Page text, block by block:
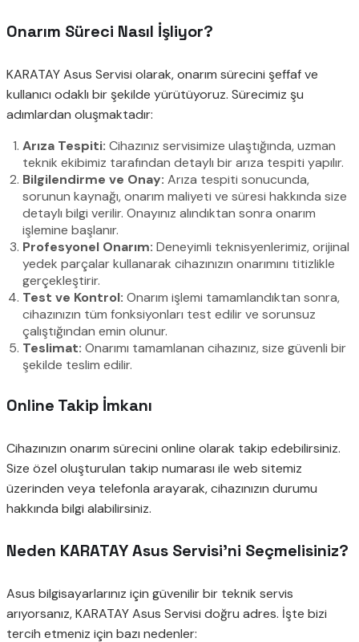
Onarım Süreci Nasıl İşliyor?
KARATAY Asus Servisi olarak, onarım sürecini şeffaf ve
kullanıcı odaklı bir şekilde yürütüyoruz. Sürecimiz şu
adımlardan oluşmaktadır:
Arıza Tespiti: Cihazınız servisimize ulaştığında, uzman
teknik ekibimiz tarafından detaylı bir arıza tespiti yapılır.
Bilgilendirme ve Onay: Arıza tespiti sonucunda,
sorunun kaynağı, onarım maliyeti ve süresi hakkında size
detaylı bilgi verilir. Onayınız alındıktan sonra onarım
işlemine başlanır.
Profesyonel Onarım: Deneyimli teknisyenlerimiz, orijinal
yedek parçalar kullanarak cihazınızın onarımını titizlikle
gerçekleştirir.
Test ve Kontrol: Onarım işlemi tamamlandıktan sonra,
cihazınızın tüm fonksiyonları test edilir ve sorunsuz
çalıştığından emin olunur.
Teslimat: Onarımı tamamlanan cihazınız, size güvenli bir
şekilde teslim edilir.
Online Takip İmkanı
Cihazınızın onarım sürecini online olarak takip edebilirsiniz.
Size özel oluşturulan takip numarası ile web sitemiz
üzerinden veya telefonla arayarak, cihazınızın durumu
hakkında bilgi alabilirsiniz.
Neden KARATAY Asus Servisi’ni Seçmelisiniz?
Asus bilgisayarlarınız için güvenilir bir teknik servis
arıyorsanız, KARATAY Asus Servisi doğru adres. İşte bizi
tercih etmeniz için bazı nedenler: